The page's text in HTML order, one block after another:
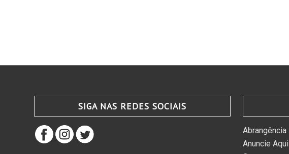
SIGA NAS REDES SOCIAIS
Abrangência
Anuncie Aqui